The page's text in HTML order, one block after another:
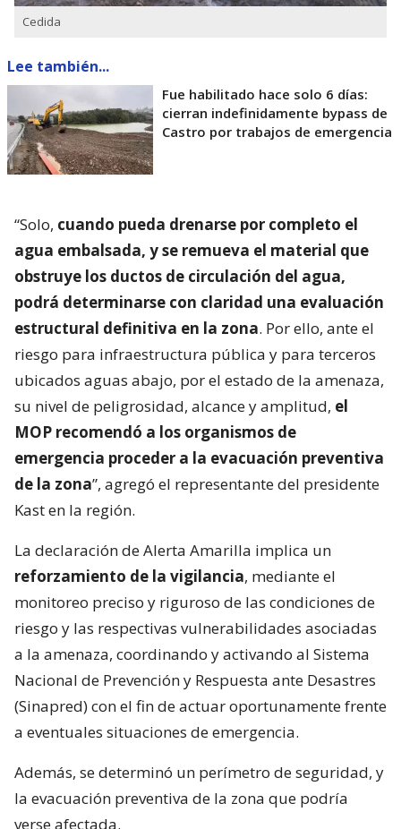
Cedida
Lee también...
Fue habilitado hace solo 6 días:
cierran indefinidamente bypass de
Castro por trabajos de emergencia
“Solo, cuando pueda drenarse por completo el
agua embalsada, y se remueva el material que
obstruye los ductos de circulación del agua,
podrá determinarse con claridad una evaluación
estructural definitiva en la zona. Por ello, ante el
riesgo para infraestructura pública y para terceros
ubicados aguas abajo, por el estado de la amenaza,
su nivel de peligrosidad, alcance y amplitud, el
MOP recomendó a los organismos de
emergencia proceder a la evacuación preventiva
de la zona”, agregó el representante del presidente
Kast en la región.
La declaración de Alerta Amarilla implica un
reforzamiento de la vigilancia, mediante el
monitoreo preciso y riguroso de las condiciones de
riesgo y las respectivas vulnerabilidades asociadas
a la amenaza, coordinando y activando al Sistema
Nacional de Prevención y Respuesta ante Desastres
(Sinapred) con el fin de actuar oportunamente frente
a eventuales situaciones de emergencia.
Además, se determinó un perímetro de seguridad, y
la evacuación preventiva de la zona que podría
verse afectada.